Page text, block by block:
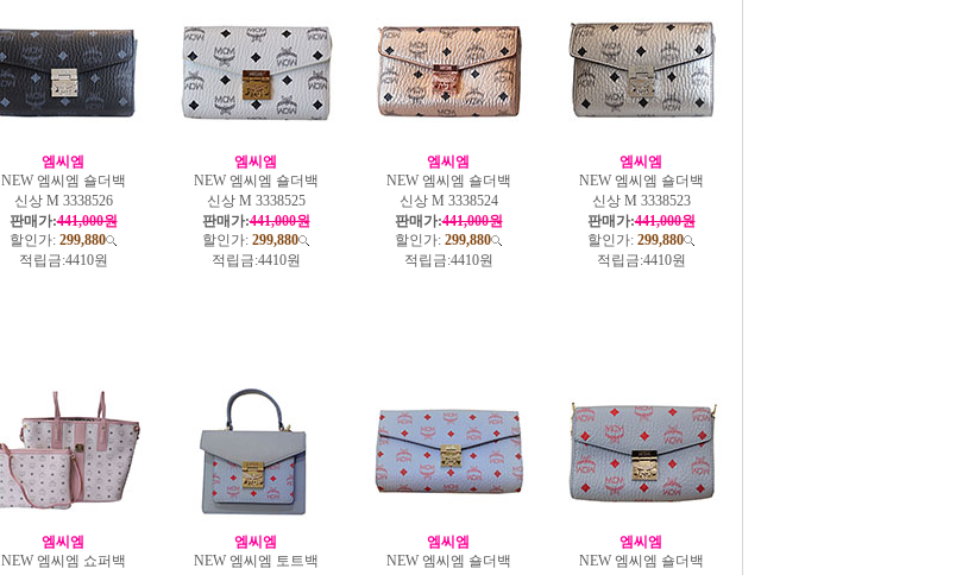
엠씨엠
NEW 엠씨엠 숄더백
신상 M 3338526
판매가:441,000원
할인가: 299,880
적립금:4410원
엠씨엠
NEW 엠씨엠 숄더백
신상 M 3338525
판매가:441,000원
할인가: 299,880
적립금:4410원
엠씨엠
NEW 엠씨엠 숄더백
신상 M 3338524
판매가:441,000원
할인가: 299,880
적립금:4410원
엠씨엠
NEW 엠씨엠 숄더백
신상 M 3338523
판매가:441,000원
할인가: 299,880
적립금:4410원
엠씨엠
NEW 엠씨엠 쇼퍼백
엠씨엠
NEW 엠씨엠 토트백
엠씨엠
NEW 엠씨엠 숄더백
엠씨엠
NEW 엠씨엠 숄더백